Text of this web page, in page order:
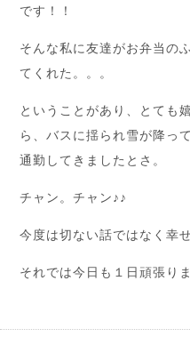
です！！
そんな私に友達がお弁当の
てくれた。。。
ということがあり、とても
ら、バスに揺られ雪が降っ
通勤してきましたとさ。
チャン。チャン♪♪
今度は切ない話ではなく幸
それでは今日も１日頑張り